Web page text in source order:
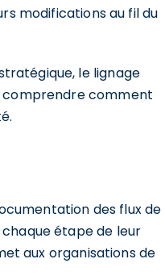
modifications au fil du
le lignage
comprendre comment
des flux de
étape de leur
aux organisations de